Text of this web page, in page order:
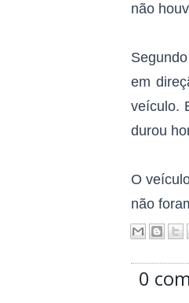
não
em
veículo.
durou
O
não
0